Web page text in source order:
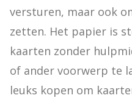
versturen, maar ook
zetten. Het papier is
kaarten zonder
of ander voorwerp te
leuks kopen om